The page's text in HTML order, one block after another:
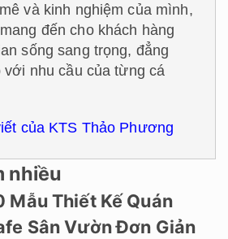
và kinh nghiệm của mình,
đến cho khách hàng
sống sang trọng, đẳng
với nhu cầu của từng cá
của KTS Thảo Phương
nhiều
Mẫu Thiết Kế Quán
Sân Vườn Đơn Giản